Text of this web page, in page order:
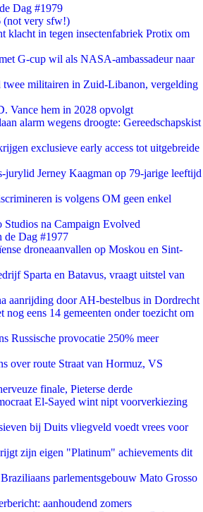
Dag #1979
(not very sfw!)
klacht in tegen insectenfabriek Protix om
G-cup wil als NASA-ambassadeur naar
twee militairen in Zuid-Libanon, vergelding
Vance hem in 2028 opvolgt
alarm wegens droogte: Gereedschapskist
exclusieve early access tot uitgebreide
jurylid Jerney Kaagman op 79-jarige leeftijd
is volgens OM geen enkel
Studios na Campaign Evolved
de Dag #1977
droneaanvallen op Moskou en Sint-
Sparta en Batavus, vraagt uitstel van
aanrijding door AH-bestelbus in Dordrecht
nog eens 14 gemeenten onder toezicht om
Russische provocatie 250% meer
over route Straat van Hormuz, VS
finale, Pieterse derde
El-Sayed wint nipt voorverkiezing
bij Duits vliegveld voedt vrees voor
zijn eigen "Platinum" achievements dit
parlementsgebouw Mato Grosso
aanhoudend zomers